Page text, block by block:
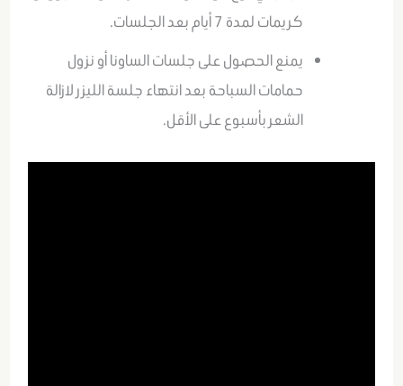
كريمات لمدة 7 أيام بعد الجلسات.
يمنع الحصول على جلسات الساونا أو نزول
حمامات السباحة بعد انتهاء جلسة الليزر لازالة
الشعر بأسبوع على الأقل.